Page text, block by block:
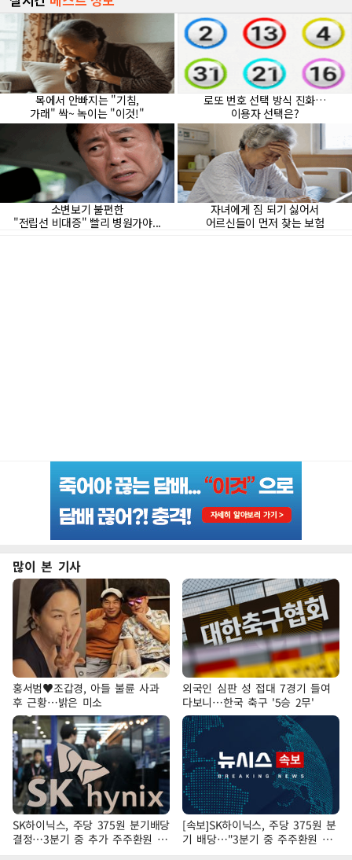
많이 본 기사
홍서범♥조갑경, 아들 불륜 사과
후 근황…밝은 미소
외국인 심판 성 접대 7경기 들여
다보니…한국 축구 '5승 2무'
SK하이닉스, 주당 375원 분기배당
결정…3분기 중 추가 주주환원 발
표
[속보]SK하이닉스, 주당 375원 분
기 배당…"3분기 중 주주환원 방
안 확정"